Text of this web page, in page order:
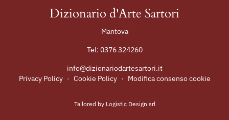
Dizionario d'Arte Sartori
Mantova
Tel: 0376 324260
info@dizionariodartesartori.it
Privacy Policy · Cookie Policy · Modifica consenso cookie
Tailored by Logistic Design srl